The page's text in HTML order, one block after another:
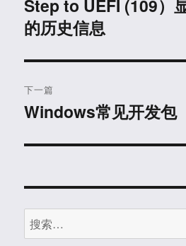
导
航
上
篇
章：
Step to UEFI (109）
的历史信息
下一篇
下
文
Windows常见开发包
搜
索：